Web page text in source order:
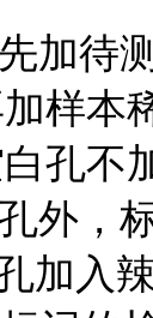
加待
样本
孔不
外，
加入